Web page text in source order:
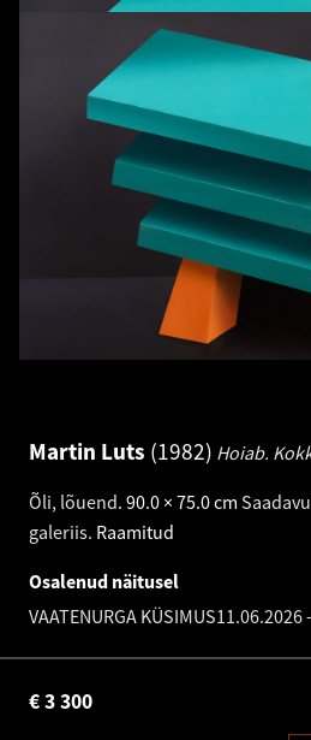
Martin Luts 1982 Hoiab.
Õli, lõuend. 90.0 × 75.0 cm
galeriis. Raamitud
Osalenud näitusel
VAATENURGA KÜSIMUS11.06.2026-
3 300
€